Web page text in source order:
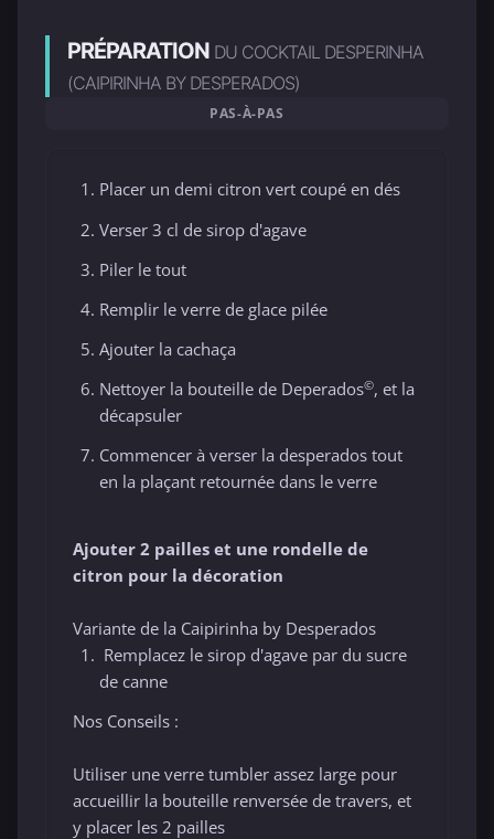
PRÉPARATION DU COCKTAIL DESPERINHA
(CAIPIRINHA BY DESPERADOS)
PAS-À-PAS
Placer un demi citron vert coupé en dés
Verser 3 cl de sirop d'agave
Piler le tout
Remplir le verre de glace pilée
Ajouter la cachaça
Nettoyer la bouteille de Deperados©, et la
décapsuler
Commencer à verser la desperados tout
en la plaçant retournée dans le verre
Ajouter 2 pailles et une rondelle de
citron pour la décoration
Variante de la Caipirinha by Desperados
Remplacez le sirop d'agave par du sucre
de canne
Nos Conseils :
Utiliser une verre tumbler assez large pour
accueillir la bouteille renversée de travers, et
y placer les 2 pailles